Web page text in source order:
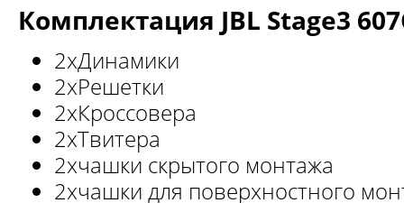
Комплектация JBL Stage3
2xДинамики
2хРешетки
2хКроссовера
2хТвитера
2хчашки скрытого монтажа
2хчашки для поверхностного